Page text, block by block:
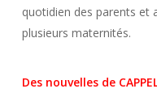
quotidien des parents et
plusieurs maternités.
Des nouvelles de